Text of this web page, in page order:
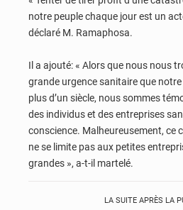
notre peuple chaque jour est un
déclaré M. Ramaphosa.
Il a ajouté: « Alors que nous nous
grande urgence sanitaire que
plus d’un siècle, nous sommes
des individus et des entreprises
conscience. Malheureusement, ce
ne se limite pas aux petites
grandes », a-t-il martelé.
LA SUITE APRÈS LA